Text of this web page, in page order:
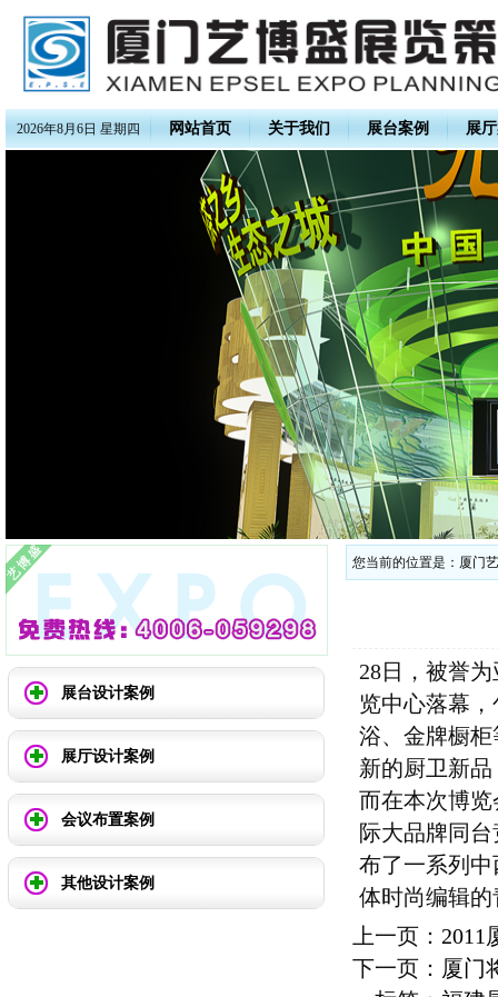
2026年8月6日 星期四 网站首页 关于我们 展台案例 展
展台设计案例
展厅设计案例
会议布置案例
其他设计案例
您当前的位置是： 厦门
28日，被誉
览中心落幕
浴、金牌橱
新的厨卫新
而在本次博
际大品牌同
布了一系列
体时尚编辑
上一页： 2011
下一页： 厦门